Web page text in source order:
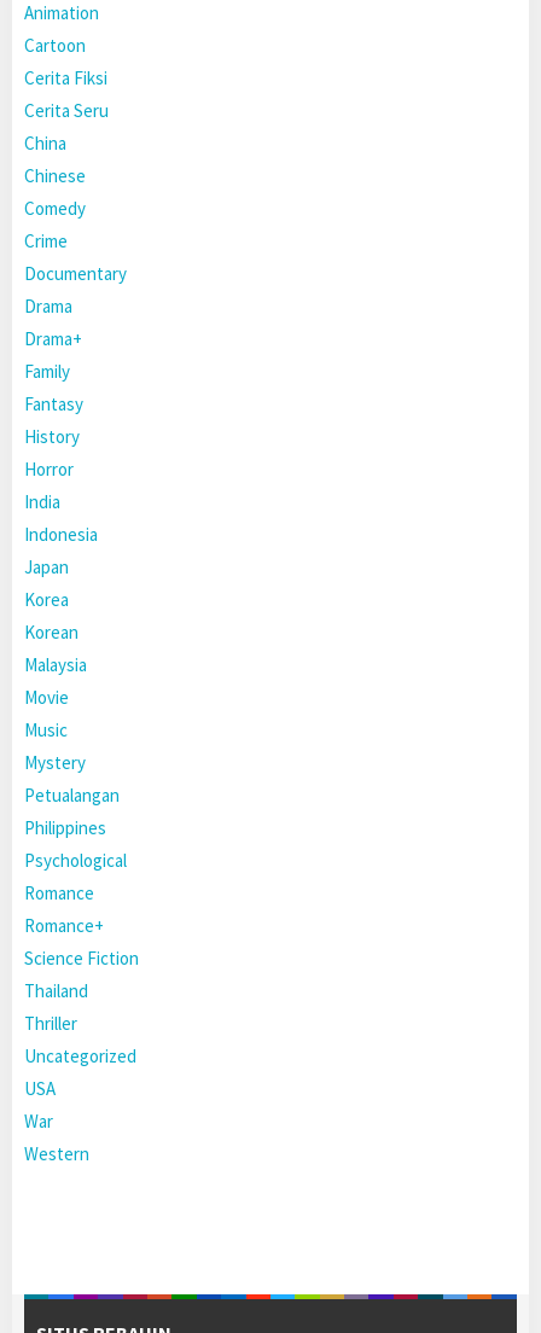
Animation
Cartoon
Cerita Fiksi
Cerita Seru
China
Chinese
Comedy
Crime
Documentary
Drama
Drama+
Family
Fantasy
History
Horror
India
Indonesia
Japan
Korea
Korean
Malaysia
Movie
Music
Mystery
Petualangan
Philippines
Psychological
Romance
Romance+
Science Fiction
Thailand
Thriller
Uncategorized
USA
War
Western